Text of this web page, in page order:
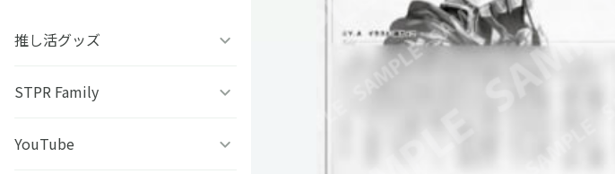
推し活グッズ
うちわシール
ファミッペ
STPR Family
AMPTAKｘCOLORS
YouTube